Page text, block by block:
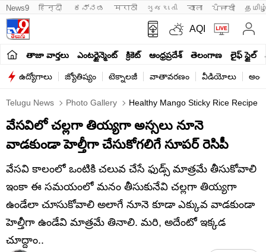
News9 हिन्दी ಕನ್ನಡ मराठी ગુજરાતી বাংলা ਪੰਜਾਬੀ
AQI
తాజా వార్తలు ఎంటర్టైన్మెంట్ క్రికెట్ ఆంధ్రప్రదేశ్ తెలంగాణ లైఫ్ స్టైల్
ఉద్యోగాలు జ్యోతిష్యం టెక్నాలజీ వాతావరణం వీడియోలు
Telugu News Photo Gallery Healthy Mango Sticky Rice Recipe
వేసవిలో చల్లగా తియ్యగా అస్సలు నూనె
వాడకుండా హెల్తీగా చేసుకోగలిగే సూపర్ రెసిపీ
వేసవి కాలంలో ఒంటికి చలువ చేసే ఫుడ్స్ మాత్రమే తీసుకోవాలి
ఇంకా ఈ సమయంలో మనం తీసుకునేవి చల్లగా తియ్యగా
ఉండేలా చూసుకోవాలి అలాగే నూనె కూడా ఎక్కువ వాడకుండా
హెల్తీగా ఉండేవి మాత్రమే తినాలి. మరి, అదేంటో ఇక్కడ
చూద్దాం..